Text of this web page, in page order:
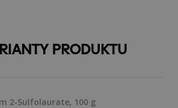
PRODUKTU
2-Sulfolaurate, 100 g